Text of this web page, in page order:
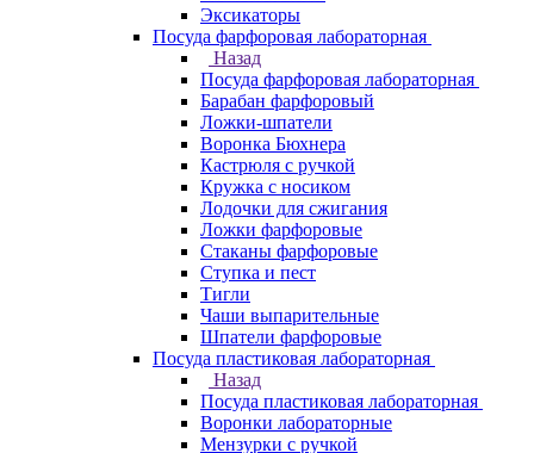
Эксикаторы
Посуда фарфоровая лабораторная
Назад
Посуда фарфоровая лабораторная
Барабан фарфоровый
Ложки-шпатели
Воронка Бюхнера
Кастрюля с ручкой
Кружка с носиком
Лодочки для сжигания
Ложки фарфоровые
Стаканы фарфоровые
Ступка и пест
Тигли
Чаши выпарительные
Шпатели фарфоровые
Посуда пластиковая лабораторная
Назад
Посуда пластиковая лабораторная
Воронки лабораторные
Мензурки с ручкой